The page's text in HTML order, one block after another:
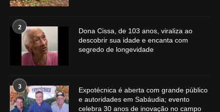
2
Dona Cissa, de 103 anos, viraliza ao
descobrir sua idade e encanta com
segredo de longevidade
3
Expotécnica é aberta com grande público
e autoridades em Sabáudia; evento
celebra 30 anos de inovação no campo